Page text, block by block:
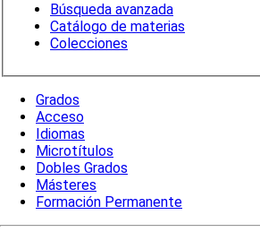
Búsqueda avanzada
Catálogo de materias
Colecciones
Grados
Acceso
Idiomas
Microtítulos
Dobles Grados
Másteres
Formación Permanente